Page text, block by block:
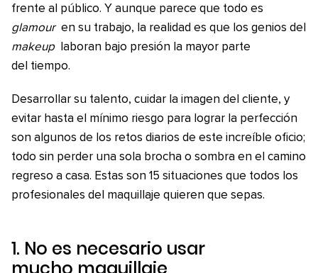
frente al público. Y aunque parece que todo es
glamour en su trabajo, la realidad es que los genios del
makeup
laboran bajo presión la mayor parte
del tiempo.
Desarrollar su talento, cuidar la imagen del cliente, y
evitar hasta el mínimo riesgo para lograr la perfección
son algunos de los retos diarios de este increíble oficio;
todo sin perder una sola brocha o sombra en el camino
regreso a casa. Estas son 15 situaciones que todos los
profesionales del maquillaje quieren que sepas.
1. No es necesario usar